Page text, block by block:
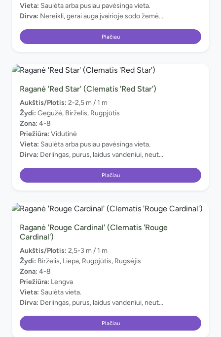
Vieta: Saulėta arba pusiau pavėsinga vieta.
Dirva: Nereikli, gerai auga įvairioje sodo žemė...
Plačiau
Raganė 'Red Star' (Clematis 'Red Star')
Aukštis/Plotis: 2-2,5 m / 1 m
Žydi: Gegužė, Birželis, Rugpjūtis
Zona: 4-8
Priežiūra: Vidutinė
Vieta: Saulėta arba pusiau pavėsinga vieta.
Dirva: Derlingas, purus, laidus vandeniui, neut...
Plačiau
Raganė 'Rouge Cardinal' (Clematis 'Rouge
Cardinal')
Aukštis/Plotis: 2,5-3 m / 1 m
Žydi: Birželis, Liepa, Rugpjūtis, Rugsėjis
Zona: 4-8
Priežiūra: Lengva
Vieta: Saulėta vieta.
Dirva: Derlingas, purus, laidus vandeniui, neut...
Plačiau